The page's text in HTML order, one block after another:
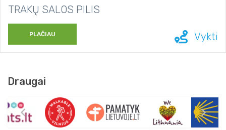
TRAKŲ SALOS PILIS
PLAČIAU Vykti
Draugai